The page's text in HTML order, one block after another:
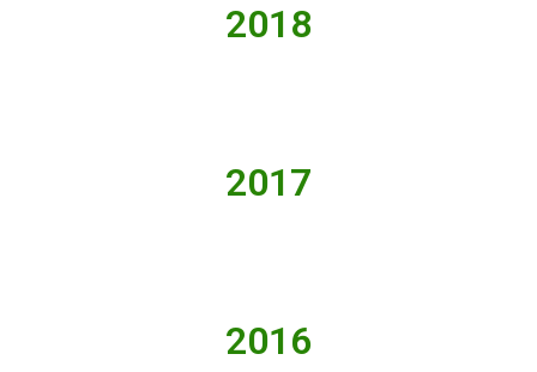
2018
2017
2016